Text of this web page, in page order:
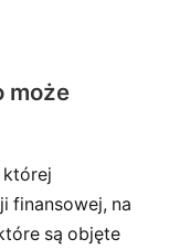
może
której
finansowej, na
są objęte